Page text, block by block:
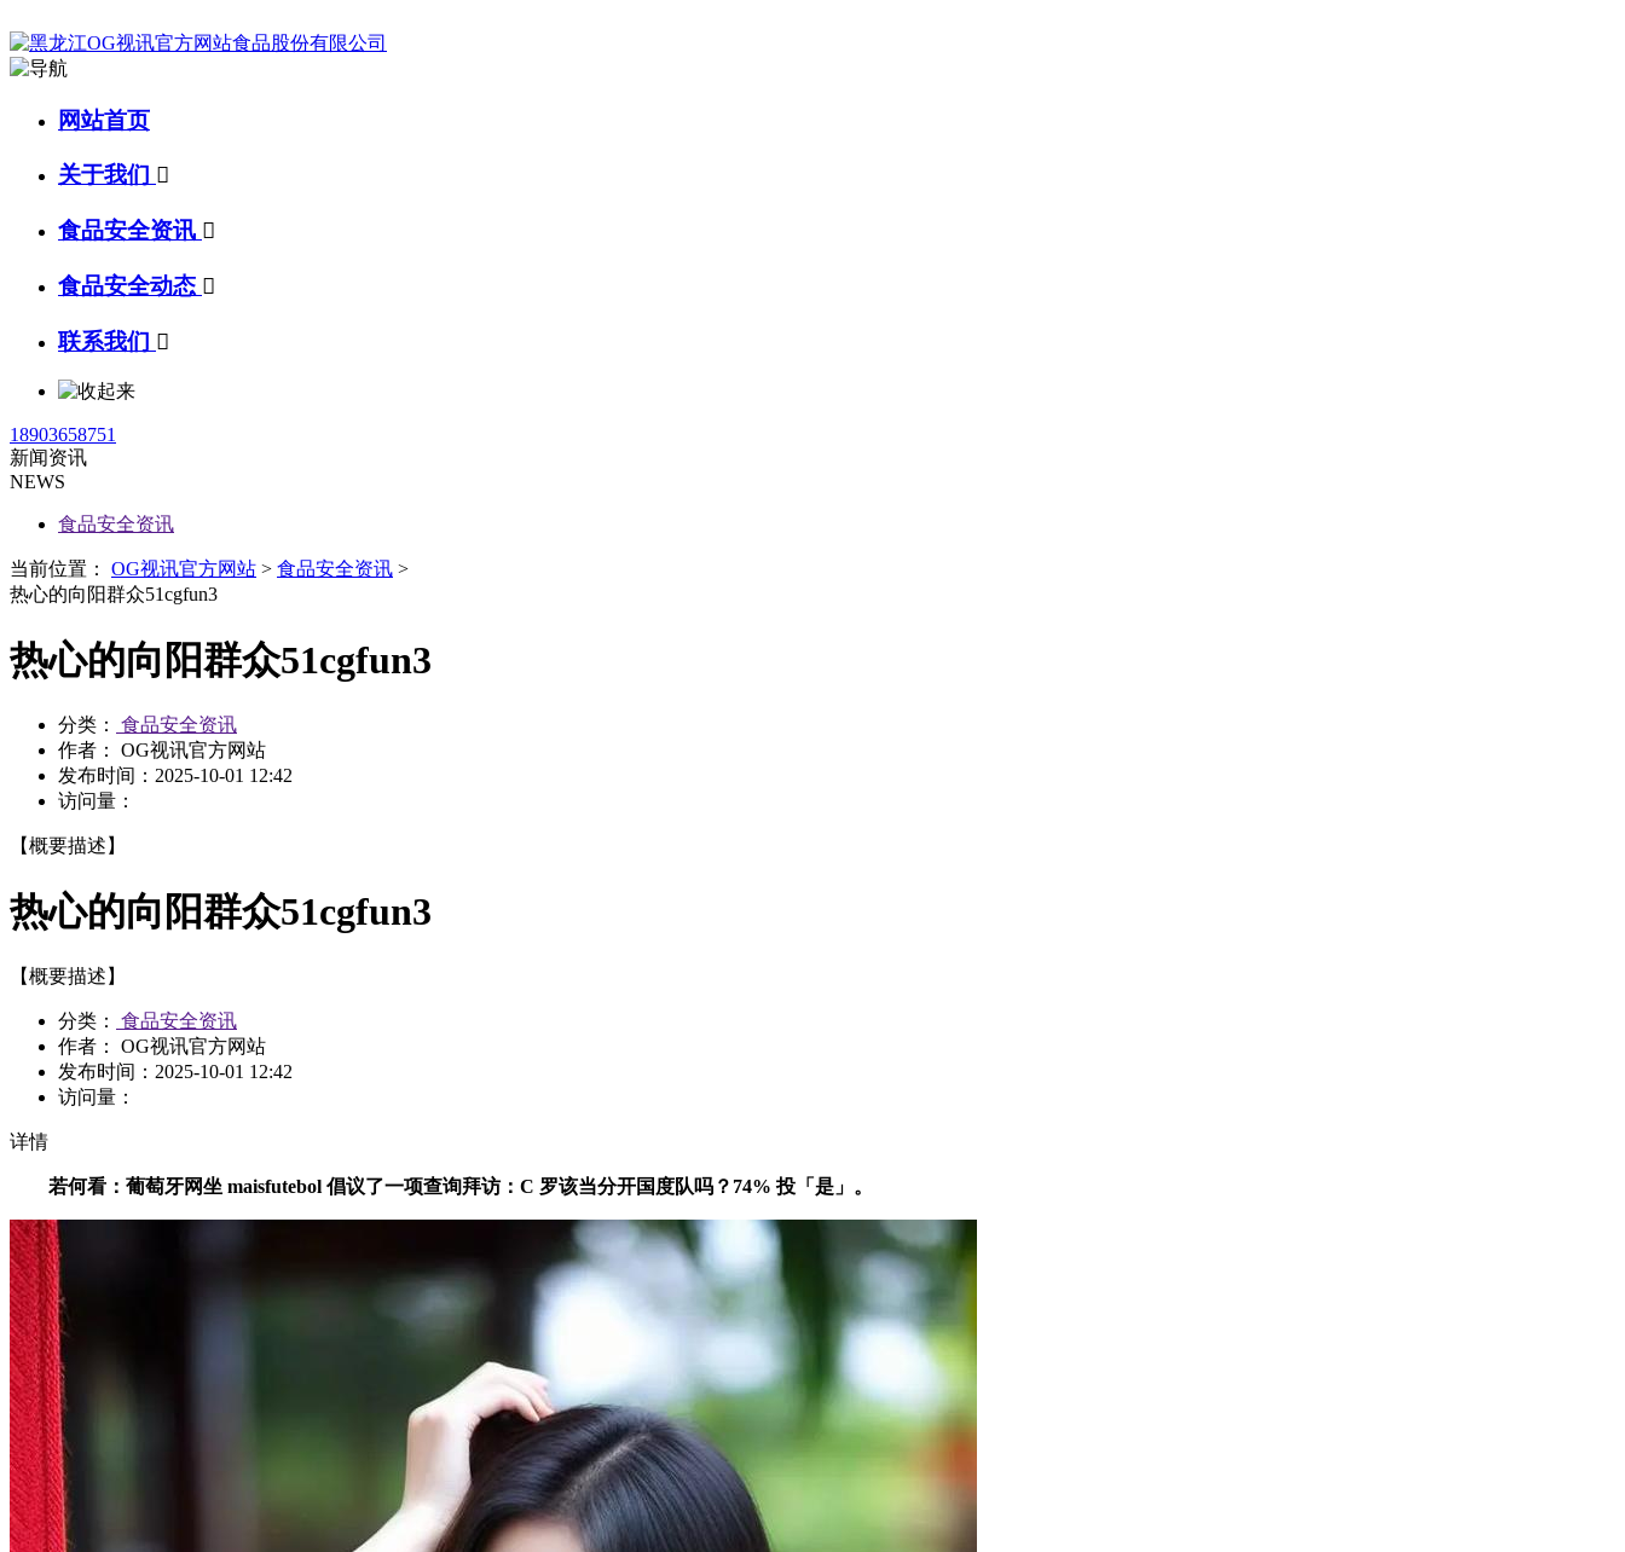
网站首页
关于我们 
食品安全资讯 
食品安全动态 
联系我们 
18903658751
新闻资讯
NEWS
食品安全资讯
当前位置： OG视讯官方网站 > 食品安全资讯 >
热心的向阳群众51cgfun3
热心的向阳群众51cgfun3
分类：
食品安全资讯
作者： OG视讯官方网站
发布时间： 2025-10-01 12:42
访问量：
【概要描述】
热心的向阳群众51cgfun3
【概要描述】
分类：
食品安全资讯
作者： OG视讯官方网站
发布时间： 2025-10-01 12:42
访问量：
详情
若何看：葡萄牙网坐 maisfutebol 倡议了一项查询拜访：C 罗该当分开国度队吗？74% 投「是」。